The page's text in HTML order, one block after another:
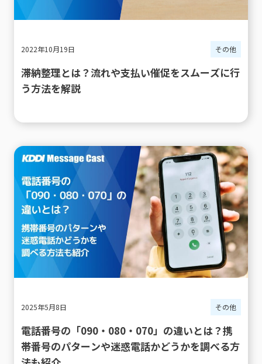
2022年10月19日 その他
滞納整理とは？流れや支払い催促をスムーズに行
う方法を解説
2025年5月8日 その他
電話番号の「090・080・070」の違いとは？携
帯番号のパターンや迷惑電話かどうかを調べる方